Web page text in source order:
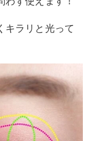
キラリと光って